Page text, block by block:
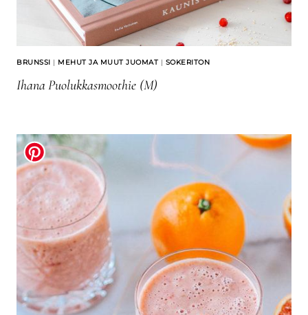
BRUNSSI | MEHUT JA MUUT JUOMAT | SOKERITON
Ihana Puolukkasmoothie (M)